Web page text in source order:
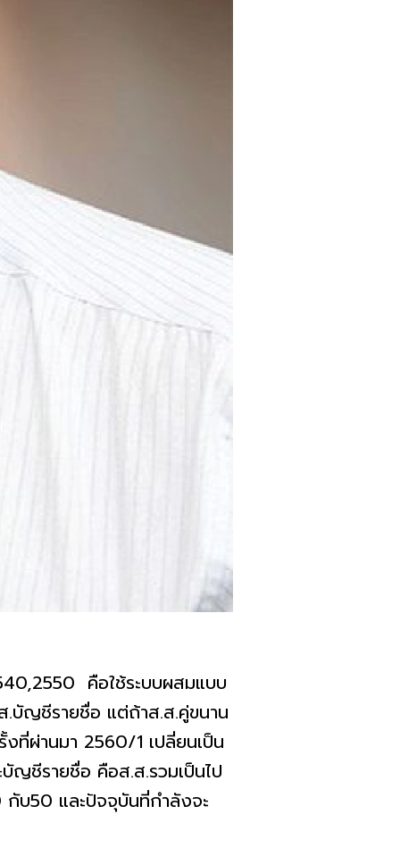
คือใช้ระบบผสมแบบ
บัญชีรายชื่อ​ แต่ถ้าส.ส.คู่ขนาน​
ที่ผ่านมา​ 2560/1​ เปลี่ยนเป็น
ญชีรายชื่อ​ คือส.ส.รวมเป็นไป
กับ50​ และปัจจุบันที่กำลังจะ